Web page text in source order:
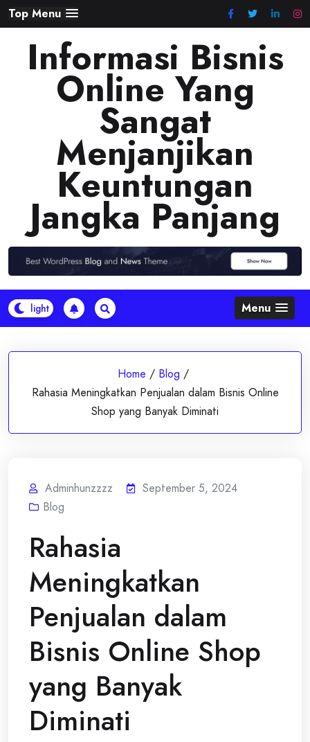
Skip
to
content
Top Menu
Informasi Bisnis
Online Yang
Sangat
Menjanjikan
Keuntungan
Jangka Panjang
Menu
Home / Blog /
Rahasia Meningkatkan Penjualan dalam Bisnis Online
Shop yang Banyak Diminati
Adminhunzzzz
September 5, 2024
Blog
Rahasia
Meningkatkan
Penjualan dalam
Bisnis Online Shop
yang Banyak
Diminati